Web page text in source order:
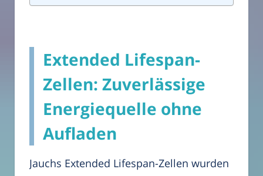
Extended Lifespan-
Zellen: Zuverlässige
Energiequelle ohne
Aufladen
Jauchs Extended Lifespan-Zellen wurden